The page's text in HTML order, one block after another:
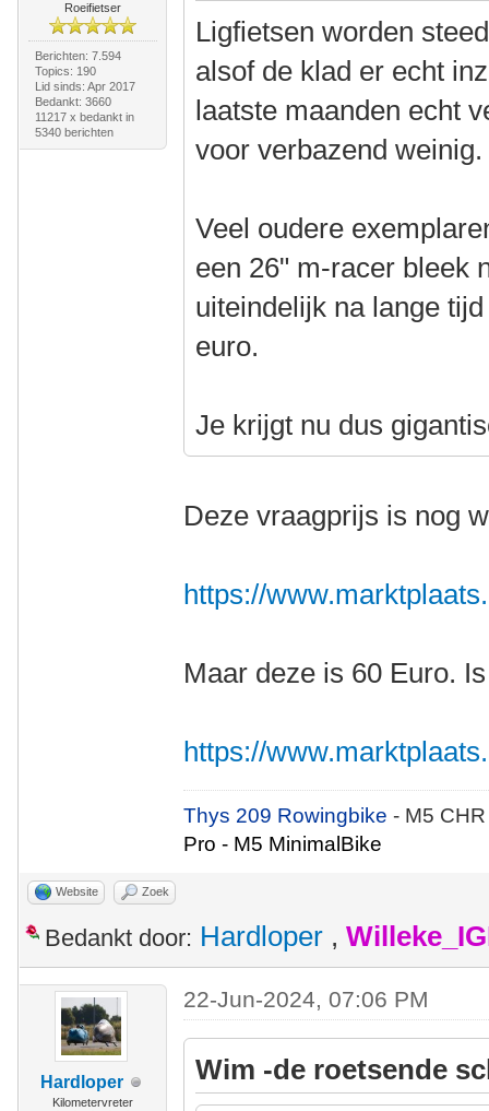
Roeifietser
Berichten: 7.594
Topics: 190
Lid sinds: Apr 2017
Bedankt: 3660
11217 x bedankt in
5340 berichten
Ligfietsen worden
alsof de klad er echt
laatste maanden echt
voor verbazend weinig.
Veel oudere
een 26" m-racer bleek
uiteindelijk na lange
euro.
Je krijgt nu dus
Deze vraagprijs is nog
https://
Maar deze is 60 Euro.
https://
Thys 209 Rowingbike- M5
Pro - M5 MinimalBike
Website Zoek
Bedankt door: Hardloper ,
Hardloper
Kilometervreter
22-Jun-2024, 07:06 PM
Wim -de roetsende